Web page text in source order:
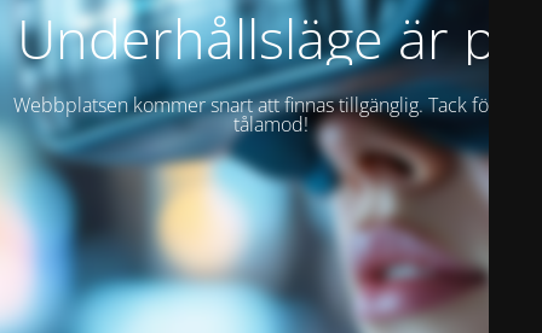
Underhållsläge är på
Webbplatsen kommer snart att finnas tillgänglig. Tack för ditt
tålamod!